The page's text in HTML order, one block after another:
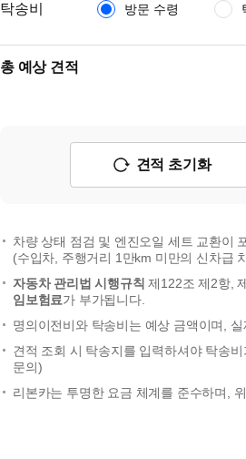
탁송비 방문 수령
총 예상 견적
견적 초기화
차량 상태 점검 및 엔진오일 세트 교환이
(수입차, 주행거리 1만km 미만의 신차급
자동차 관리법 시행규칙 제122조 제2항,
임보험료가 부가됩니다.
명의이전비와 탁송비는 예상 금액이며,
견적 조회 시 탁송지를 입력하셔야 탁송
문의)
리본카는 투명한 요금 체계를 준수하며,